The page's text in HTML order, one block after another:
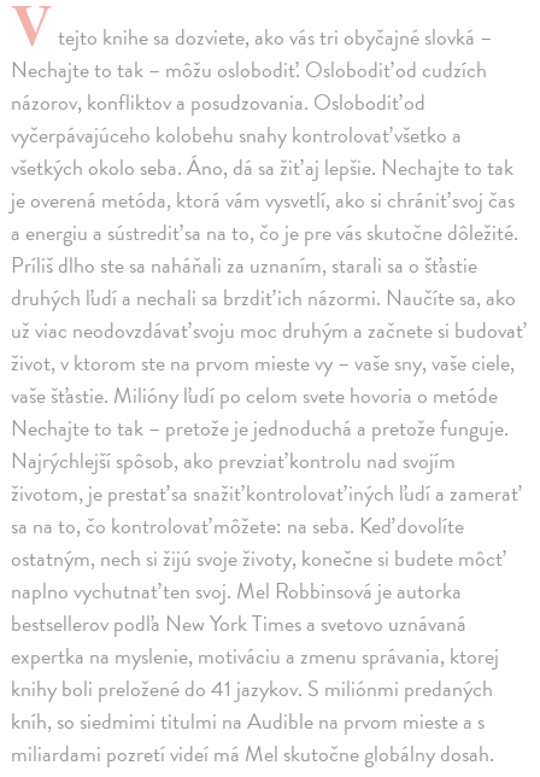
Vtejto knihe sa dozviete, ako vás tri obyčajné slovká –
Nechajte to tak – môžu oslobodiť. Oslobodiť od cudzích
názorov, konfliktov a posudzovania. Oslobodiť od
vyčerpávajúceho kolobehu snahy kontrolovať všetko a
všetkých okolo seba. Áno, dá sa žiť aj lepšie. Nechajte to tak
je overená metóda, ktorá vám vysvetlí, ako si chrániť svoj čas
a energiu a sústrediť sa na to, čo je pre vás skutočne dôležité.
Príliš dlho ste sa naháňali za uznaním, starali sa o šťastie
druhých ľudí a nechali sa brzdiť ich názormi. Naučíte sa, ako
už viac neodovzdávať svoju moc druhým a začnete si budovať
život, v ktorom ste na prvom mieste vy – vaše sny, vaše ciele,
vaše šťastie. Milióny ľudí po celom svete hovoria o metóde
Nechajte to tak – pretože je jednoduchá a pretože funguje.
Najrýchlejší spôsob, ako prevziať kontrolu nad svojím
životom, je prestať sa snažiť kontrolovať iných ľudí a zamerať
sa na to, čo kontrolovať môžete: na seba. Keď dovolíte
ostatným, nech si žijú svoje životy, konečne si budete môcť
naplno vychutnať ten svoj. Mel Robbinsová je autorka
bestsellerov podľa New York Times a svetovo uznávaná
expertka na myslenie, motiváciu a zmenu správania, ktorej
knihy boli preložené do 41 jazykov. S miliónmi predaných
kníh, so siedmimi titulmi na Audible na prvom mieste a s
miliardami pozretí videí má Mel skutočne globálny dosah.